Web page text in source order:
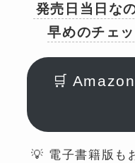
発売日当日な
早めのチェ
🛒
💡 電子書籍版も